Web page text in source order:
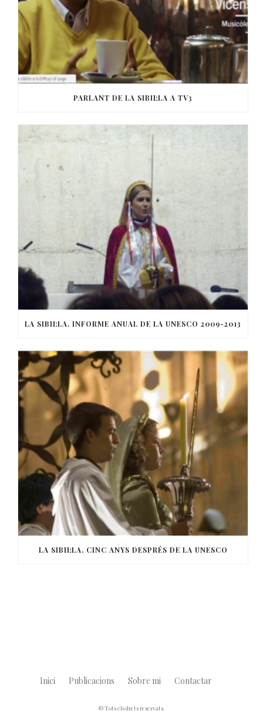
PARLANT DE LA SIBIL·LA A TV3
LA SIBIL·LA. INFORME ANUAL DE LA UNESCO 2009-2013
LA SIBIL·LA. CINC ANYS DESPRÉS DE LA UNESCO
Inici Publicacions Sobre mi Contactar
© Tots els drets reservats.